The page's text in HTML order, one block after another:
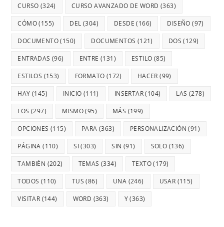
CURSO (324) CURSO AVANZADO DE WORD (363)
CÓMO(155) DEL (304) DESDE (166) DISEÑO (97)
DOCUMENTO(150) DOCUMENTOS (121) DOS (129)
ENTRADAS (96) ENTRE (131) ESTILO (85)
ESTILOS (153) FORMATO (172) HACER (99)
HAY (145) INICIO (111) INSERTAR(104) LAS (278)
LOS (297) MISMO(95) MÁS (199)
OPCIONES (115) PARA (363) PERSONALIZACIÓN (91)
PÁGINA (110) SI(303) SIN (91) SOLO (136)
TAMBIÉN (202) TEMAS (334) TEXTO(179)
TODOS (110) TUS (86) UNA (246) USAR (115)
VISITAR (144) WORD (363) Y(363)